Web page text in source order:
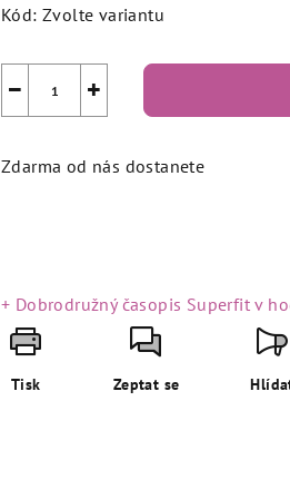
Kód: Zvolte variantu
+
−
Zdarma od nás dostanete
+ Dobrodružný časopis Superfitv
Tisk Zeptat se